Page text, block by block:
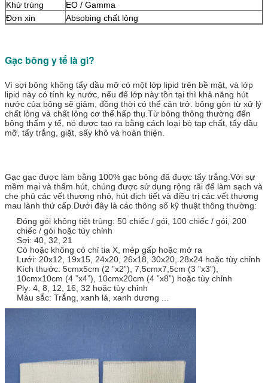
Khử trùng
EO / Gamma
Đơn xin
Absobing chất lỏng
Gạc bông y tế là gì?
Vì sợi bông không tẩy dầu mỡ có một lớp lipid trên bề mặt, và lớp
lipid này có tính kỵ nước, nếu để lớp này tồn tại thì khả năng hút
nước của bông sẽ giảm, đồng thời có thể cản trở. bông gòn từ xử lý
chất lỏng và chất lỏng cơ thể.hấp thụ.Từ bông thông thường đến
bông thấm y tế, nó được tạo ra bằng cách loại bỏ tạp chất, tẩy dầu
mỡ, tẩy trắng, giặt, sấy khô và hoàn thiện.
Gạc gạc được làm bằng 100% gạc bông đã được tẩy trắng.Với sự
mềm mại và thấm hút, chúng được sử dụng rộng rãi để làm sạch và
che phủ các vết thương nhỏ, hút dịch tiết và điều trị các vết thương
mau lành thứ cấp.Dưới đây là các thông số kỹ thuật thông thường:
Đóng gói không tiệt trùng: 50 chiếc / gói, 100 chiếc / gói, 200
chiếc / gói hoặc tùy chỉnh
Sợi: 40, 32, 21
Có hoặc không có chỉ tia X, mép gấp hoặc mở ra
Lưới: 20x12, 19x15, 24x20, 26x18, 30x20, 28x24 hoặc tùy chỉnh
Kích thước: 5cmx5cm (2 ”x2”), 7,5cmx7,5cm (3 ”x3”),
10cmx10cm (4 ”x4”), 10cmx20cm (4 ”x8”) hoặc tùy chỉnh
Ply: 4, 8, 12, 16, 32 hoặc tùy chỉnh
Màu sắc: Trắng, xanh lá, xanh dương ...